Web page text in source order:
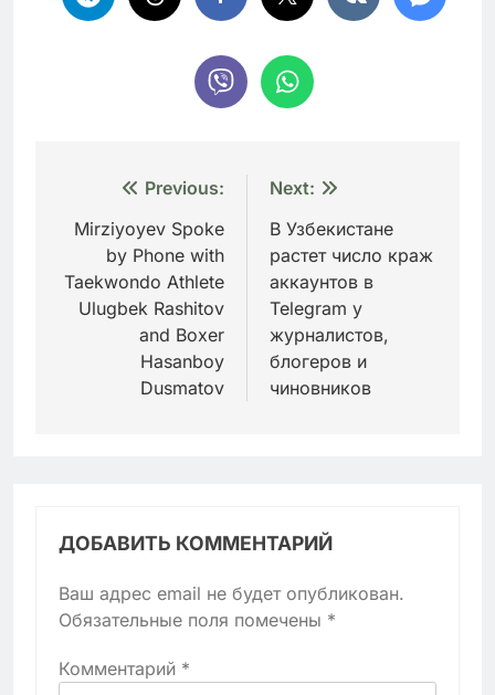
Навигация
по
записям
Previous:
Mirziyoyev Spoke
by Phone with
Taekwondo Athlete
Ulugbek Rashitov
and Boxer
Hasanboy
Dusmatov
Next:
В Узбекистане
растет число краж
аккаунтов в
Telegram у
журналистов,
блогеров и
чиновников
ДОБАВИТЬ КОММЕНТАРИЙ
Ваш адрес email не будет опубликован.
Обязательные поля помечены *
Комментарий *